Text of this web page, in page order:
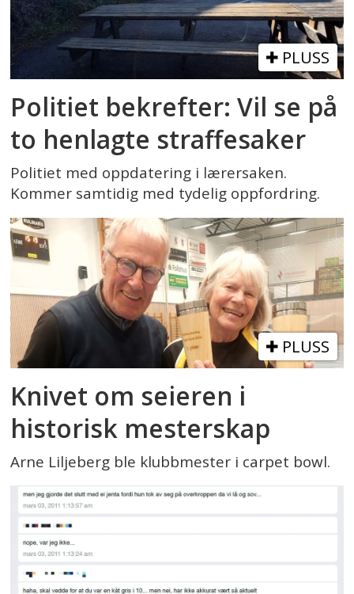
PLUSS
Politiet bekrefter: Vil se på
to henlagte straffesaker
Politiet med oppdatering i lærersaken.
Kommer samtidig med tydelig oppfordring.
PLUSS
Knivet om seieren i
historisk mesterskap
Arne Liljeberg ble klubbmester i carpet bowl.